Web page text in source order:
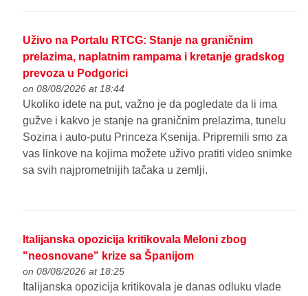
Uživo na Portalu RTCG: Stanje na graničnim
prelazima, naplatnim rampama i kretanje gradskog
prevoza u Podgorici
on 08/08/2026 at 18:44
Ukoliko idete na put, važno je da pogledate da li ima
gužve i kakvo je stanje na graničnim prelazima, tunelu
Sozina i auto-putu Princeza Ksenija. Pripremili smo za
vas linkove na kojima možete uživo pratiti video snimke
sa svih najprometnijih tačaka u zemlji.
Italijanska opozicija kritikovala Meloni zbog
"neosnovane" krize sa Španijom
on 08/08/2026 at 18:25
Italijanska opozicija kritikovala je danas odluku vlade